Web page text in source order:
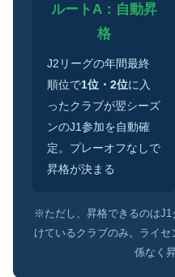
ルートA：自動昇
格
J2リーグの年間最終
順位で1位・2位に入
ったクラブが翌シーズ
ンのJ1参加を自動確
定。プレーオフなしで
昇格が決まる
※ただし、昇格できるのはJ1
けているクラブのみ。ライ
係なく